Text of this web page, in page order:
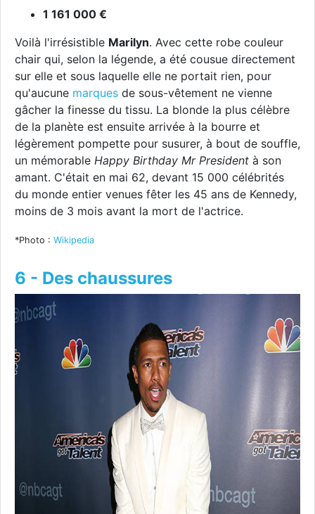
1 161 000 €
Voilà l'irrésistible Marilyn. Avec cette robe couleur
chair qui, selon la légende, a été cousue directement
sur elle et sous laquelle elle ne portait rien, pour
qu'aucune marques de sous-vêtement ne vienne
gâcher la finesse du tissu. La blonde la plus célèbre
de la planète est ensuite arrivée à la bourre et
légèrement pompette pour susurer, à bout de souffle,
un mémorable Happy Birthday Mr President à son
amant. C'était en mai 62, devant 15 000 célébrités
du monde entier venues fêter les 45 ans de Kennedy,
moins de 3 mois avant la mort de l'actrice.
*Photo : Wikipedia
6 - Des chaussures